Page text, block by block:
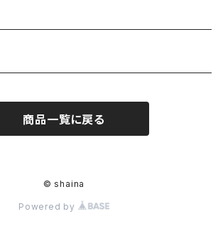
商品一覧に戻る
© shaina
Powered by